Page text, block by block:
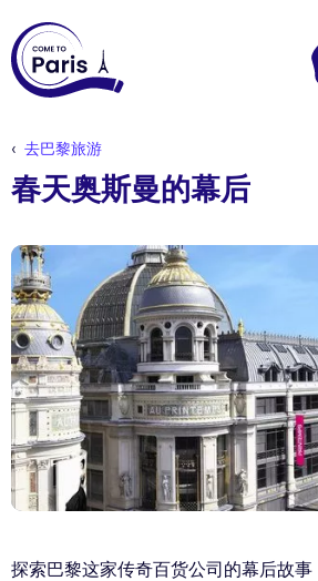
去巴黎旅游
春天奥斯曼的幕后
探索巴黎这家传奇百货公司的幕后故